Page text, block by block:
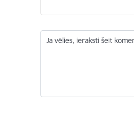
Ja vēlies, ieraksti šeit